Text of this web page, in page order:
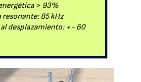
> 93%
resonante: 85 kHz
desplazamiento: +- 60